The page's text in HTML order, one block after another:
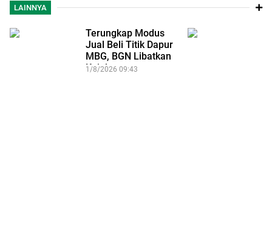
LAINNYA
Terungkap Modus
Jual Beli Titik Dapur
MBG, BGN Libatkan
Kejaksaan…
1/8/2026 09:43